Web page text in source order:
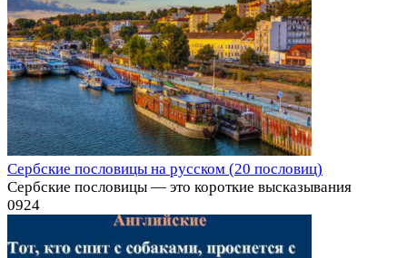
Сербские пословицы на русском (20 пословиц)
Сербские пословицы — это короткие высказывания
0924